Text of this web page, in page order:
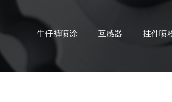
牛仔裤喷涂 互感器 挂件喷